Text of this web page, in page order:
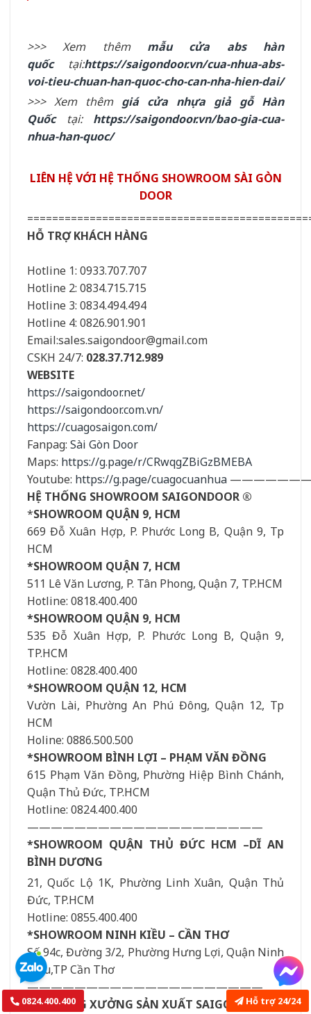
>>> Xem thêm mẫu cửa abs hàn
quốctại:https://saigondoor.vn/cua-nhua-abs-
voi-tieu-chuan-han-quoc-cho-can-nha-hien-dai/
>>> Xem thêm giá cửa nhựa giả gỗ Hàn
Quốctại: https://saigondoor.vn/bao-gia-cua-
nhua-han-quoc/
LIÊN HỆ VỚI HỆ THỐNG SHOWROOM SÀI GÒN
DOOR
HỖ TRỢ KHÁCH HÀNG
Hotline 1: 0933.707.707
Hotline 2: 0834.715.715
Hotline 3: 0834.494.494
Hotline 4: 0826.901.901
Email:sales.saigondoor@gmail.com
CSKH 24/7: 028.37.712.989
WEBSITE
https://saigondoor.net/
https://saigondoor.com.vn/
https://cuagosaigon.com/
Fanpag: Sài Gòn Door
Maps: https://g.page/r/CRwqgZBiGzBMEBA
Youtube: https://g.page/cuagocuanhua
HỆ THỐNG SHOWROOM SAIGONDOOR ®
*SHOWROOM QUẬN 9, HCM
669 Đỗ Xuân Hợp, P. Phước Long B, Quận 9, Tp
HCM
*SHOWROOM QUẬN 7, HCM
511 Lê Văn Lương, P. Tân Phong, Quận 7, TP.HCM
Hotline: 0818.400.400
*SHOWROOM QUẬN 9, HCM
535 Đỗ Xuân Hợp, P. Phước Long B, Quận 9,
TP.HCM
Hotline: 0828.400.400
*SHOWROOM QUẬN 12, HCM
Vườn Lài, Phường An Phú Đông, Quận 12, Tp
HCM
Holine: 0886.500.500
*SHOWROOM BÌNH LỢI – PHẠM VĂN ĐỒNG
615 Phạm Văn Đồng, Phường Hiệp Bình Chánh,
Quận Thủ Đức, TP.HCM
Hotline: 0824.400.400
————————————————————
*SHOWROOM QUẬN THỦ ĐỨC HCM –DĨ AN
BÌNH DƯƠNG
21, Quốc Lộ 1K, Phường Linh Xuân, Quận Thủ
Đức, TP.HCM
Hotline: 0855.400.400
*SHOWROOM NINH KIỀU – CẦN THƠ
Số 94c, Đường 3/2, Phường Hưng Lợi, Quận Ninh
Kiều,TP Cần Thơ
————————————————————
HỆ THỐNG XƯỞNG SẢN XUẤT SAIGONDOOR®
0824.400.400 Hỗ trợ 24/24